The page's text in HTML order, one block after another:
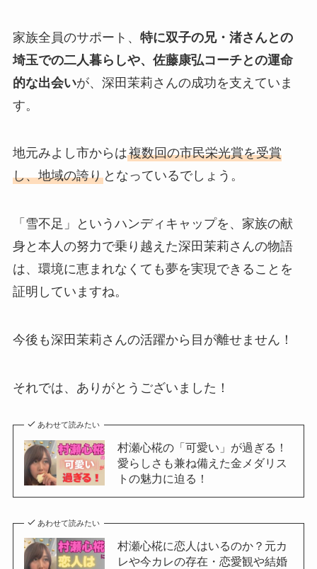
家族全員のサポート、 特に双子の兄・渚さんとの
埼玉での二人暮らしや、佐藤康弘コーチとの運命
的な出会いが、深田茉莉さんの成功を支えていま
す。
地元みよし市からは複数回の市民栄光賞を受賞
し、地域の誇りとなっているでしょう。
「雪不足」というハンディキャップを、家族の献
身と本人の努力で乗り越えた深田茉莉さんの物語
は、環境に恵まれなくても夢を実現できることを
証明していますね。
今後も深田茉莉さんの活躍から目が離せません！
それでは、ありがとうございました！
あわせて読みたい
村瀬心椛の「可愛い」が過ぎる！
愛らしさも兼ね備えた金メダリス
トの魅力に迫る！
あわせて読みたい
村瀬心椛に恋人はいるのか？元カ
レや今カレの存在・恋愛観や結婚